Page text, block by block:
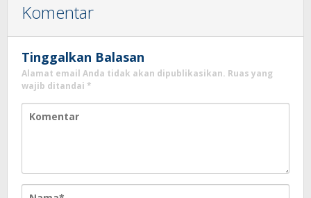
Komentar
Tinggalkan Balasan
Alamat email Anda tidak akan dipublikasikan. Ruas yang
wajib ditandai *